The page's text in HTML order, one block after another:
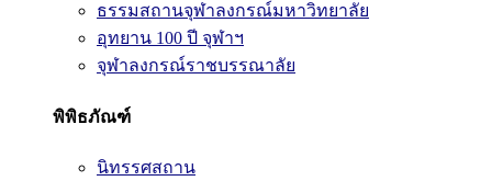
ธรรมสถานจุฬาลงกรณ์มหาวิทยาลัย
อุทยาน 100 ปี จุฬาฯ
จุฬาลงกรณ์ราชบรรณาลัย
พิพิธภัณฑ์
นิทรรศสถาน